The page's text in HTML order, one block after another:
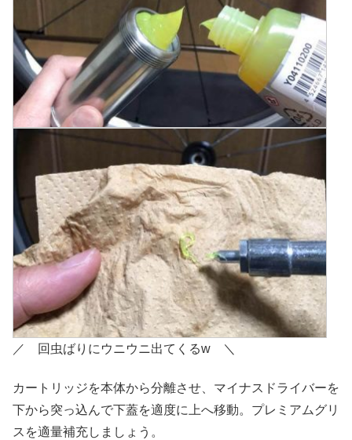
／ 回虫ばりにウニウニ出てくるw ＼
カートリッジを本体から分離させ、マイナスドライバーを
下から突っ込んで下蓋を適度に上へ移動。プレミアムグリ
スを適量補充しましょう。